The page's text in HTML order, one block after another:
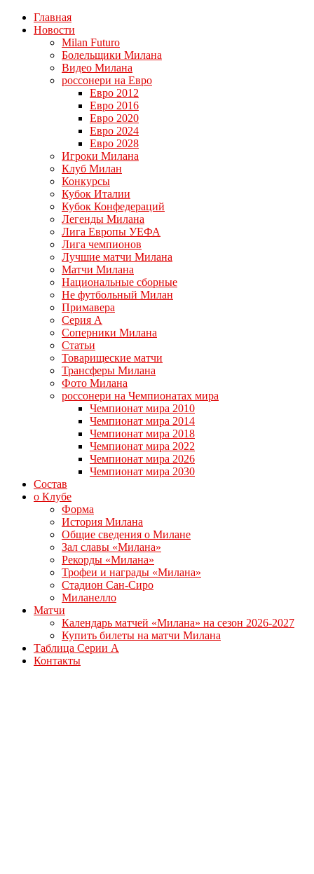
Главная
Новости
Milan Futuro
Болельщики Милана
Видео Милана
россонери на Евро
Евро 2012
Евро 2016
Евро 2020
Евро 2024
Евро 2028
Игроки Милана
Клуб Милан
Конкурсы
Кубок Италии
Кубок Конфедераций
Легенды Милана
Лига Европы УЕФА
Лига чемпионов
Лучшие матчи Милана
Матчи Милана
Национальные сборные
Не футбольный Милан
Примавера
Серия А
Соперники Милана
Статьи
Товарищеские матчи
Трансферы Милана
Фото Милана
россонери на Чемпионатах мира
Чемпионат мира 2010
Чемпионат мира 2014
Чемпионат мира 2018
Чемпионат мира 2022
Чемпионат мира 2026
Чемпионат мира 2030
Состав
о Клубе
Форма
История Милана
Общие сведения о Милане
Зал славы «Милана»
Рекорды «Милана»
Трофеи и награды «Милана»
Стадион Сан-Сиро
Миланелло
Матчи
Календарь матчей «Милана» на сезон 2026-2027
Купить билеты на матчи Милана
Таблица Серии А
Контакты